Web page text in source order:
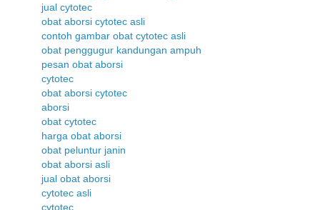
jual cytotec
obat aborsi cytotec asli
contoh gambar obat cytotec asli
obat penggugur kandungan ampuh
pesan obat aborsi
cytotec
obat aborsi cytotec
aborsi
obat cytotec
harga obat aborsi
obat peluntur janin
obat aborsi asli
jual obat aborsi
cytotec asli
cytotec